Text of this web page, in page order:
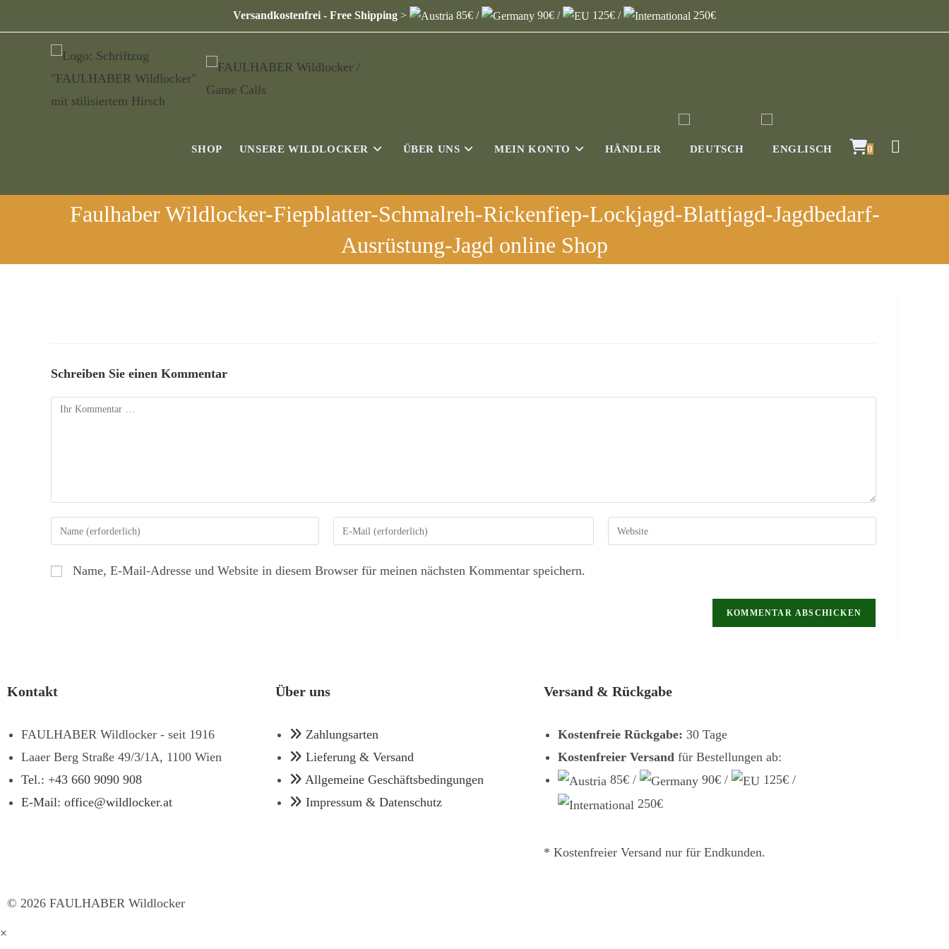
Versandkostenfrei - Free Shipping > 85€ / 90€ / 125€ / 250€
SHOP UNSERE WILDLOCKER ÜBER UNS MEIN KONTO HÄNDLER 0
Faulhaber Wildlocker-Fiepblatter-Schmalreh-Rickenfiep-Lockjagd-Blattjagd-Jagdbedarf-
Ausrüstung-Jagd online Shop
Schreiben Sie einen Kommentar
Name, E-Mail-Adresse und Website in diesem Browser für meinen nächsten Kommentar speichern.
Kontakt
FAULHABER Wildlocker - seit 1916
Laaer Berg Straße 49/3/1A, 1100 Wien
Tel.: +43 660 9090 908
E-Mail: office@wildlocker.at
Über uns
Zahlungsarten
Lieferung & Versand
Allgemeine Geschäftsbedingungen
Impressum & Datenschutz
Versand & Rückgabe
Kostenfreie Rückgabe: 30 Tage
Kostenfreier Versandfür Bestellungen ab:
85€ /
90€ /
125€ /
250€
* Kostenfreier Versand nur für Endkunden.
© 2026 FAULHABER Wildlocker
×